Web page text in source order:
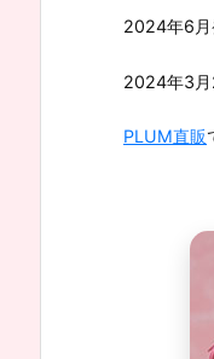
2024年6月
2024年3月
PLUM直販